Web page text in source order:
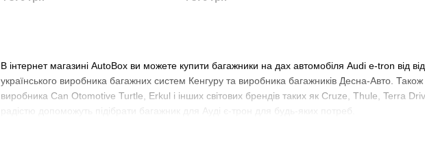
В інтернет магазині AutoBox ви можете купити багажники на дах автомобіля Audi e-tron від
українського виробника багажних систем Кенгуру та виробника багажників Десна-Авто.
виробника Can Otomotive Turtle, Erkul і інших світових брендів таких як Cruze, Thule, Terra
радістю допоможуть підібрати багажник для Ауді є-трон для будь-яких потреб.